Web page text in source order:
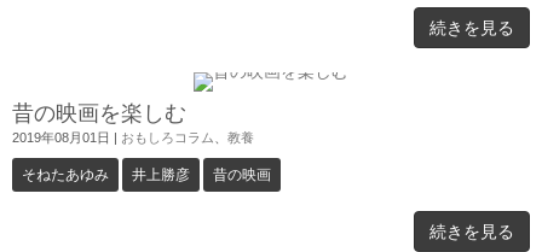
続きを見る
昔の映画を楽しむ
2019年08月01日 おもしろコラム、 教養
そねたあゆみ 井上勝彦 昔の映画
続きを見る